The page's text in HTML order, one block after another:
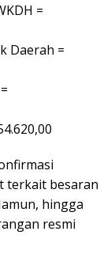
=
Daerah =
terkait besaran
hingga
resmi